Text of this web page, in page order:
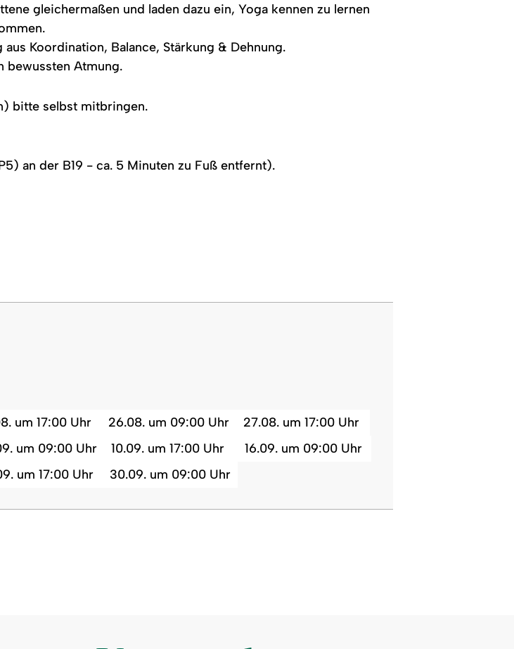
gleichermaßen und laden dazu ein, Yoga kennen zu lernen
Koordination, Balance, Stärkung & Dehnung.
bewussten Atmung.
bitte selbst mitbringen.
an der B19 - ca. 5 Minuten zu Fuß entfernt).
um 17:00 Uhr 26.08. um 09:00 Uhr
27.08. um 17:00 Uhr
um 09:00 Uhr 10.09. um 17:00 Uhr
16.09. um 09:00 Uhr
um 17:00 Uhr 30.09. um 09:00 Uhr